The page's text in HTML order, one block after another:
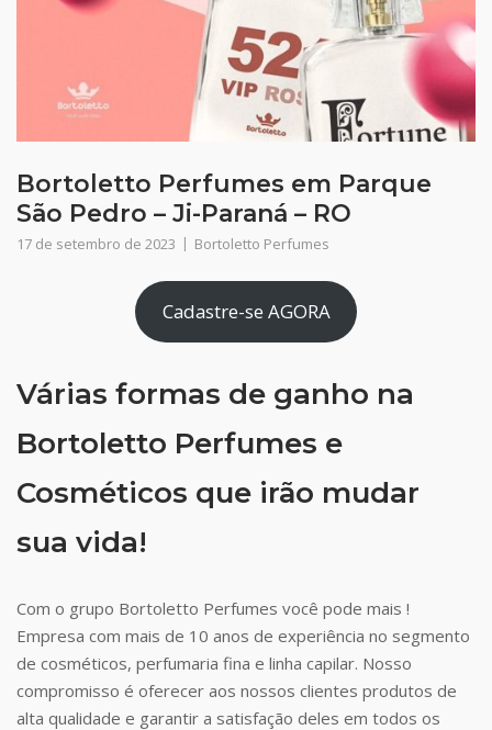
Bortoletto Perfumes em Parque
São Pedro – Ji-Paraná – RO
17 de setembro de 2023 Bortoletto Perfumes
Cadastre-se AGORA
Várias formas de ganho na
Bortoletto Perfumes e
Cosméticos que irão mudar
sua vida!
Com o grupo Bortoletto Perfumes você pode mais !
Empresa com mais de 10 anos de experiência no segmento
de cosméticos, perfumaria fina e linha capilar. Nosso
compromisso é oferecer aos nossos clientes produtos de
alta qualidade e garantir a satisfação deles em todos os